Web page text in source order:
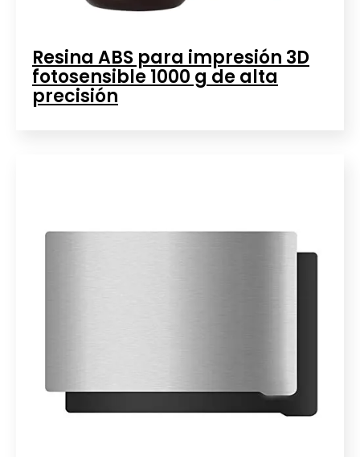
Resina ABS para impresión 3D
fotosensible 1000 g de alta
precisión